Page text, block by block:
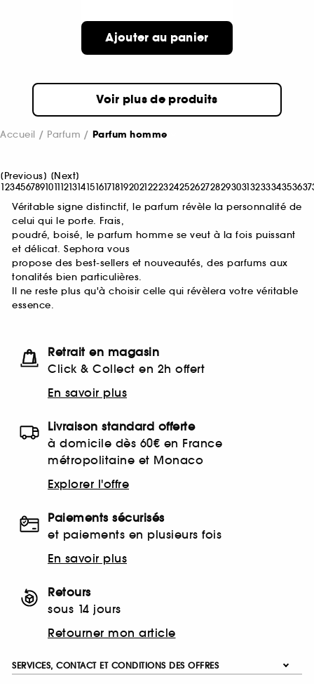
Ajouter au panier
Voir plus de produits
Accueil Parfum Parfum homme
[Previous] [Next]
12345678910111213141516171819202122232425262728293031323334353637
Véritable signe distinctif, le parfum révèle la personnalité de
celui qui le porte. Frais,
poudré, boisé, le parfum homme se veut à la fois puissant
et délicat. Sephora vous
propose des best-sellers et nouveautés, des parfums aux
tonalités bien particulières.
Il ne reste plus qu'à choisir celle qui révèlera votre véritable
essence.
Retrait en magasin
Click & Collect en 2h offert
En savoir plus
Livraison standard offerte
à domicile dès 60€ en France
métropolitaine et Monaco
Explorer l'offre
Paiements sécurisés
et paiements en plusieurs fois
En savoir plus
Retours
sous 14 jours
Retourner mon article
SERVICES, CONTACT ET CONDITIONS DES OFFRES